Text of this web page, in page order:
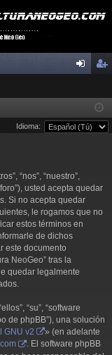
fic
ist
ra
Idioma:
“nos”, “nuestro”,
usted acepta quedar
Si no acepta quedar
le rogamos que no
estos términos en
de dichos
este documento
NeoGeo” tras la
quedar legalmente
“su”, “software
de phpBB”), una solución
GNU v2
» (en adelante
. El software phpBB